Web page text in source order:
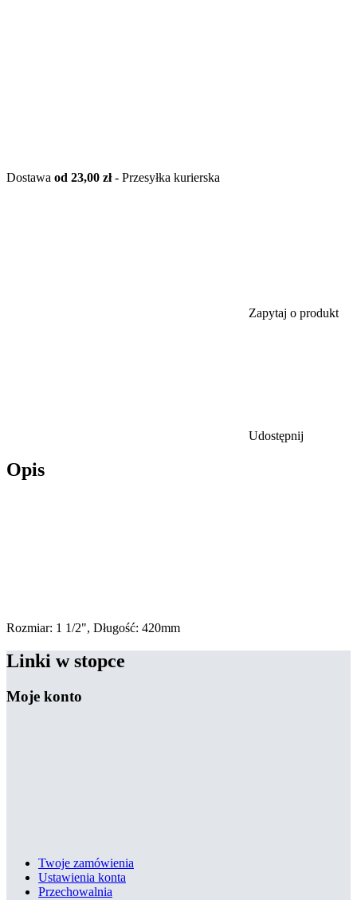
Dostawa od 23,00 zł- Przesyłka kurierska
Zapytaj o produkt
Udostępnij
Opis
Rozmiar: 1 1/2", Długość: 420mm
Linki w stopce
Moje konto
Twoje zamówienia
Ustawienia konta
Przechowalnia